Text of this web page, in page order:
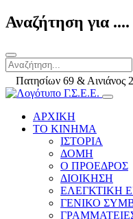
Αναζήτηση για ....
Πατησίων 69 & Αινιάνος
ΑΡΧΙΚΗ
ΤΟ ΚΙΝΗΜΑ
ΙΣΤΟΡΙΑ
ΔΟΜΗ
Ο ΠΡΟΕΔΡΟΣ
ΔΙΟΙΚΗΣΗ
ΕΛΕΓΚΤΙΚΗ
ΓΕΝΙΚΟ